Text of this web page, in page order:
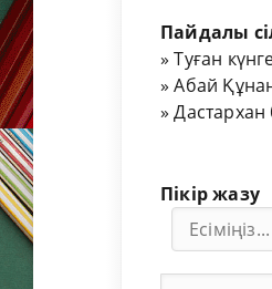
Пайдалы
»Туған
»Абай
»Дастархан
Пікір жазу